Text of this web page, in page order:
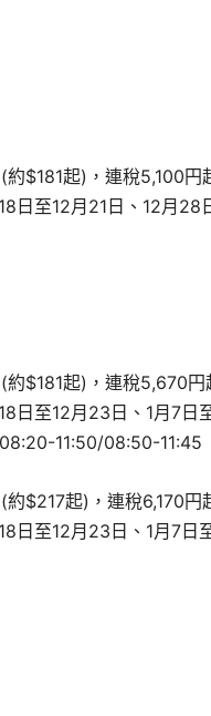
$181起)，連稅5,100円
日至12月21日、12月28
$181起)，連稅5,670円
日至12月23日、1月7日
11:50/08:50-11:45
$217起)，連稅6,170円
日至12月23日、1月7日